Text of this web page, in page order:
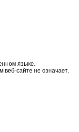
языке.
веб-сайте не означает,